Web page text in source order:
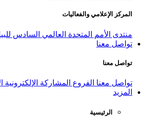
المركز الإعلامي والفعاليات
منتدى الأمم المتحدة العالمي السادس للبيانات
تواصل معنا
تواصل معنا
تواصل معنا الفروع المشاركة الإلكترونية
المزيد
الرئيسية